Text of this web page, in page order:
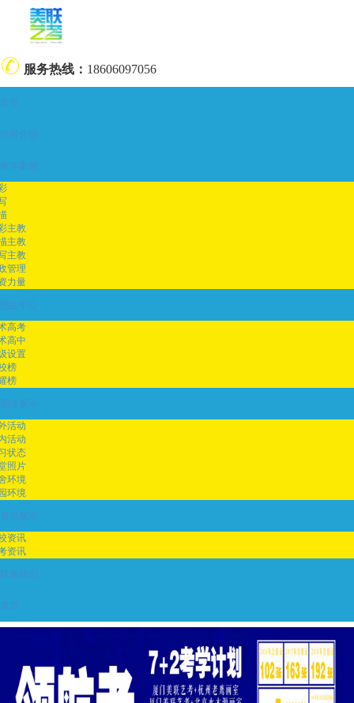
服务热线： 18606097056
首页
公司介绍
教学案例
主教
主教
主教
管理
力量
招生中心
高考
高中
设置
榜
榜
图库展示
活动
活动
状态
照片
环境
环境
资讯展示
资讯
资讯
联系我们
首页